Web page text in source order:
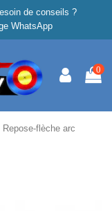
de conseils ?
WhatsApp
0
Repose-flèche arc